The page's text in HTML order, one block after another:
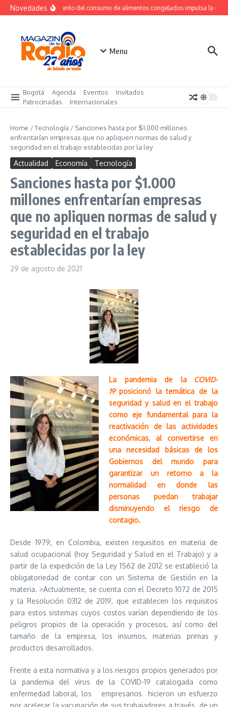
Saltar al contenido
NovedadesCrecimiento del consumo de alimentos congelados impulsa la
Menu
Bogotá Agenda Eventos
Invitados
Patrocinadas
Internacionales
Home /Tecnología / Sanciones hasta por $1.000 millones
enfrentarían empresas que no apliquen normas de salud y
seguridad en el trabajo establecidas por la ley
Actualidad Economía Tecnología
Sanciones hasta por $1.000
millones enfrentarían empresas
que no apliquen normas de salud y
seguridad en el trabajo
establecidas por la ley
29 de agosto de 2021
La pandemia de laCOVID-
19 posicionó la temática de la
seguridad y salud en el trabajo
como eje fundamental para la
reactivación de las actividades
económicas, al convertirse en
una necesidad básicas de los
Gobiernos del mundo para
garantizar un retorno a la
normalidad en donde las
personas puedan trabajar
disminuyendo el riesgo de
contagio.
Desde 1979, en Colombia, existen requisitos en materia de
salud ocupacional (hoy Seguridad y Salud en el Trabajo) y a
partir de la expedición de la Ley 1562 de 2012 se estableció la
obligatoriedad de contar con un Sistema de Gestión en la
materia. >Actualmente, se cuenta con el Decreto 1072 de 2015
y la Resolución 0312 de 2019, que establecen los requisitos
para estos sistemas cuyos costos varían dependiendo de los
peligros propios de la operación y procesos, así como del
tamaño de la empresa, los insumos, materias primas y
productos desarrollados.
Frente a esta normativa y a los riesgos propios generados por
la pandemia del virus de la COVID-19 catalogada como
enfermedad laboral, los empresarios hicieron un esfuerzo
por acelerar la vacunación de sus trabajadores a través de un